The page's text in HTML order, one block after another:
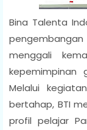
Bina Talenta
menggali
kepemimpinan
Melalui
bertahap, BTI
profil pelajar